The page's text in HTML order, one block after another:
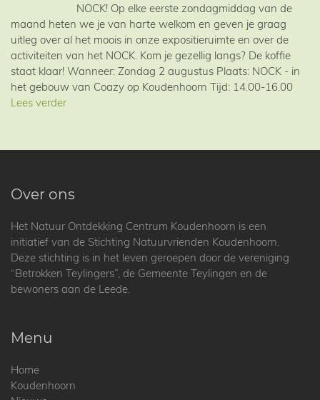
NOCK! Op elke eerste zondagmiddag van de
maand heten we je van harte welkom en geven je graag
uitleg over al het moois in onze expositieruimte en over de
activiteiten van het NOCK. Kom je gezellig langs? De koffie
staat klaar! Wanneer: Zondag 2 augustus Plaats: NOCK - in
het gebouw van Coazy op Koudenhoorn Tijd: 14.00-16.00
Lees verder
Over ons
Het Natuur Ontdekking Centrum Koudenhoorn is een
initiatief van de Stichting Natuurvrienden Koudenhoorn.
Deze stichting is in het leven geroepen door de vereniging
“Betrokken Teylingers”, de Gemeente Teylingen en de
bewoners aan de Leede.
Menu
Home
Koudenhoorn